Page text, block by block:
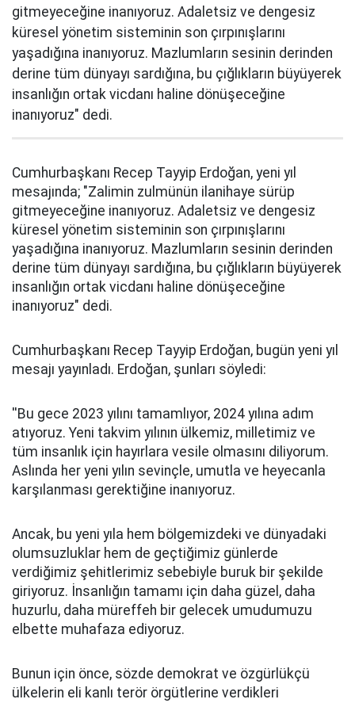
gitmeyeceğine inanıyoruz. Adaletsiz ve dengesiz
küresel yönetim sisteminin son çırpınışlarını
yaşadığına inanıyoruz. Mazlumların sesinin derinden
derine tüm dünyayı sardığına, bu çığlıkların büyüyerek
insanlığın ortak vicdanı haline dönüşeceğine
inanıyoruz" dedi.
Cumhurbaşkanı Recep Tayyip Erdoğan, yeni yıl
mesajında; "Zalimin zulmünün ilanihaye sürüp
gitmeyeceğine inanıyoruz. Adaletsiz ve dengesiz
küresel yönetim sisteminin son çırpınışlarını
yaşadığına inanıyoruz. Mazlumların sesinin derinden
derine tüm dünyayı sardığına, bu çığlıkların büyüyerek
insanlığın ortak vicdanı haline dönüşeceğine
inanıyoruz" dedi.
Cumhurbaşkanı Recep Tayyip Erdoğan, bugün yeni yıl
mesajı yayınladı. Erdoğan, şunları söyledi:
''Bu gece 2023 yılını tamamlıyor, 2024 yılına adım
atıyoruz. Yeni takvim yılının ülkemiz, milletimiz ve
tüm insanlık için hayırlara vesile olmasını diliyorum.
Aslında her yeni yılın sevinçle, umutla ve heyecanla
karşılanması gerektiğine inanıyoruz.
Ancak, bu yeni yıla hem bölgemizdeki ve dünyadaki
olumsuzluklar hem de geçtiğimiz günlerde
verdiğimiz şehitlerimiz sebebiyle buruk bir şekilde
giriyoruz. İnsanlığın tamamı için daha güzel, daha
huzurlu, daha müreffeh bir gelecek umudumuzu
elbette muhafaza ediyoruz.
Bunun için önce, sözde demokrat ve özgürlükçü
ülkelerin eli kanlı terör örgütlerine verdikleri